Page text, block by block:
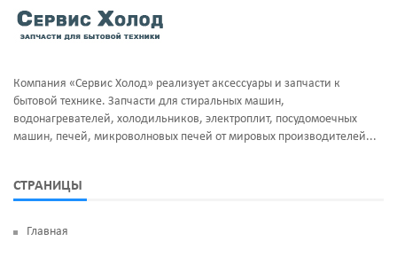
Тэны и нагреватели
Фильтра клапан шредора
Ручка люка
Суппорт и фланцы барабана
Термодатчики
УБЛ
Компания «Сервис Холод» реализует аксессуары и запчасти к
бытовой технике. Запчасти для стиральных машин,
водонагревателей, холодильников, электроплит, посудомоечных
машин, печей, микроволновых печей от мировых производителей...
СТРАНИЦЫ
Главная